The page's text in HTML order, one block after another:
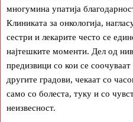
многумина упатија
Клиниката за онкологија,
сестри и лекарите често се
најтешките моменти. Дел од нив
предизвици со кои се
другите градови, чекаат со
само со болеста, туку и со
неизвесност.